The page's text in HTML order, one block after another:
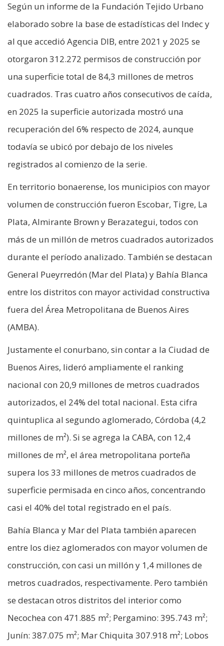
Según un informe de la Fundación Tejido Urbano
elaborado sobre la base de estadísticas del Indec y
al que accedió Agencia DIB, entre 2021 y 2025 se
otorgaron 312.272 permisos de construcción por
una superficie total de 84,3 millones de metros
cuadrados. Tras cuatro años consecutivos de caída,
en 2025 la superficie autorizada mostró una
recuperación del 6% respecto de 2024, aunque
todavía se ubicó por debajo de los niveles
registrados al comienzo de la serie.
En territorio bonaerense, los municipios con mayor
volumen de construcción fueron Escobar, Tigre, La
Plata, Almirante Brown y Berazategui, todos con
más de un millón de metros cuadrados autorizados
durante el período analizado. También se destacan
General Pueyrredón (Mar del Plata) y Bahía Blanca
entre los distritos con mayor actividad constructiva
fuera del Área Metropolitana de Buenos Aires
(AMBA).
Justamente el conurbano, sin contar a la Ciudad de
Buenos Aires, lideró ampliamente el ranking
nacional con 20,9 millones de metros cuadrados
autorizados, el 24% del total nacional. Esta cifra
quintuplica al segundo aglomerado, Córdoba (4,2
millones de m²). Si se agrega la CABA, con 12,4
millones de m², el área metropolitana porteña
supera los 33 millones de metros cuadrados de
superficie permisada en cinco años, concentrando
casi el 40% del total registrado en el país.
Bahía Blanca y Mar del Plata también aparecen
entre los diez aglomerados con mayor volumen de
construcción, con casi un millón y 1,4 millones de
metros cuadrados, respectivamente. Pero también
se destacan otros distritos del interior como
Necochea con 471.885 m²; Pergamino: 395.743 m²;
Junín: 387.075 m²; Mar Chiquita 307.918 m²; Lobos